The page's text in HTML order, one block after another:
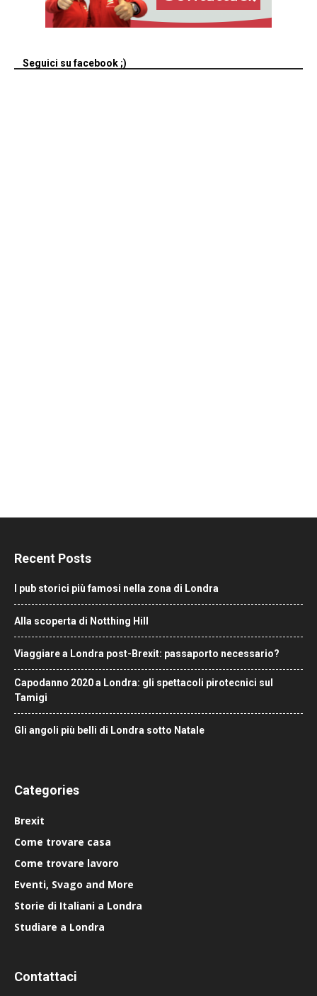
Seguici su facebook ;)
Recent Posts
I pub storici più famosi nella zona di Londra
Alla scoperta di Notthing Hill
Viaggiare a Londra post-Brexit: passaporto necessario?
Capodanno 2020 a Londra: gli spettacoli pirotecnici sul
Tamigi
Gli angoli più belli di Londra sotto Natale
Categories
Brexit
Come trovare casa
Come trovare lavoro
Eventi, Svago and More
Storie di Italiani a Londra
Studiare a Londra
Contattaci